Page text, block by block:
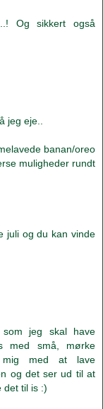
Og sikkert også
jeg eje..
banan/oreo
muligheder rundt
juli og du kan vinde
som jeg skal have
med små, mørke
mig med at lave
og det ser ud til at
det til is :)